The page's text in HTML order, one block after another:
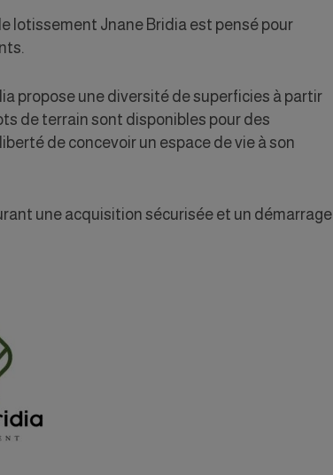
lotissement Jnane Bridia est pensé pour
propose une diversité de superficies à partir
de terrain sont disponibles pour des
de concevoir un espace de vie à son
une acquisition sécurisée et un démarrage